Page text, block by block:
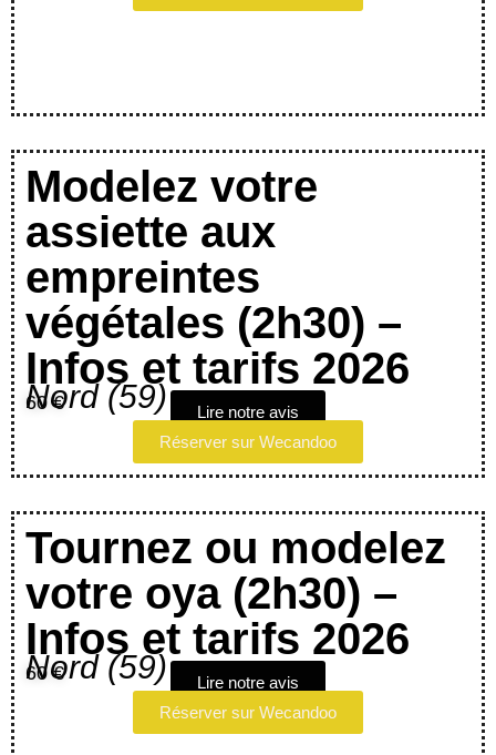
Modelez votre
assiette aux
empreintes
végétales (2h30) –
Infos et tarifs 2026
Nord (59)
60 €
Lire notre avis
Réserver sur Wecandoo
Tournez ou modelez
votre oya (2h30) –
Infos et tarifs 2026
Nord (59)
60 €
Lire notre avis
Réserver sur Wecandoo